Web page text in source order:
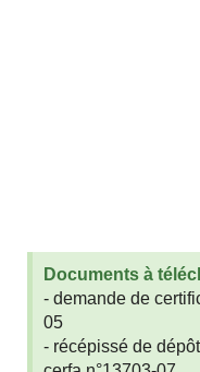
Documents à
- demande de
05
- récépissé de